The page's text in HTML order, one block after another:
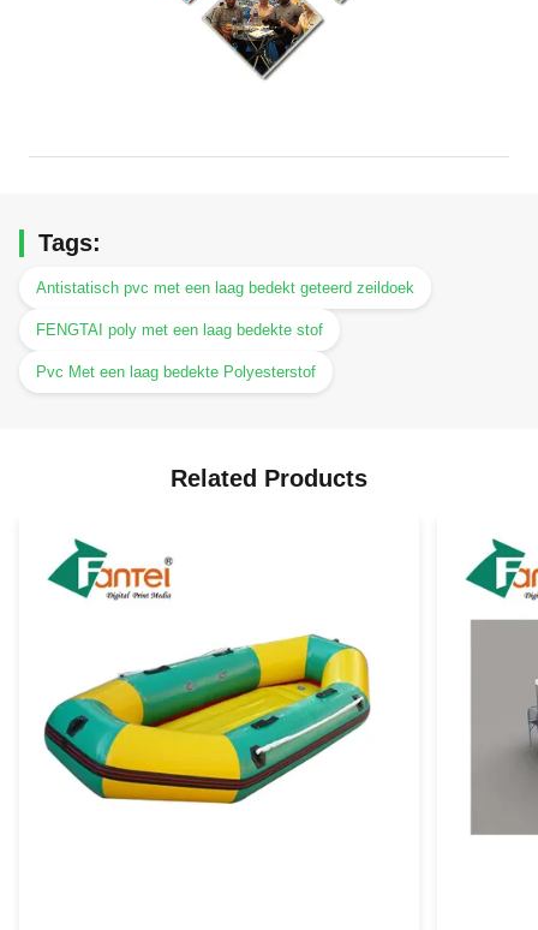
Tags:
Antistatisch pvc met een laag bedekt geteerd zeildoek
FENGTAI poly met een laag bedekte stof
Pvc Met een laag bedekte Polyesterstof
Related Products